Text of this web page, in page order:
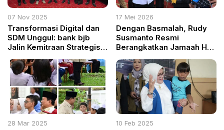
07 Nov 2025
Transformasi Digital dan
SDM Unggul: bank bjb
Jalin Kemitraan Strategis
Negeri Malang
17 Mei 2026
Dengan Basmalah, Rudy
Susmanto Resmi
Berangkatkan Jamaah Haji
28 Mar 2025 10 Feb 2025